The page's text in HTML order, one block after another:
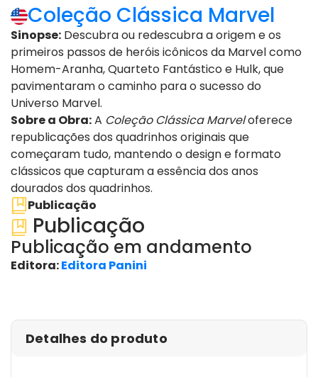
Coleção Clássica Marvel
Sinopse: Descubra ou redescubra a origem e os
primeiros passos de heróis icônicos da Marvel como
Homem-Aranha, Quarteto Fantástico e Hulk, que
pavimentaram o caminho para o sucesso do
Universo Marvel.
Sobre a Obra:A Coleção Clássica Marveloferece
republicações dos quadrinhos originais que
começaram tudo, mantendo o design e formato
clássicos que capturam a essência dos anos
dourados dos quadrinhos.
Publicação
Publicação
Publicação em andamento
Editora:Editora Panini
Detalhes do produto